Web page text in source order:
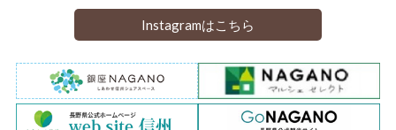
Instagramはこちら